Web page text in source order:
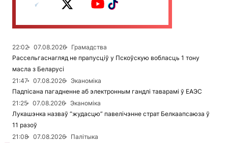
22:02 07.08.2026
Грамадства
Рассельгаснагляд не прапусціў у Пскоўскую вобласць 1 тону
масла з Беларусі
21:47
07.08.2026
Эканоміка
Падпісана пагадненне аб электронным гандлі таварамі ў ЕАЭС
21:25
07.08.2026
Эканоміка
Лукашэнка назваў “жудасцю” павелічэнне страт Белкаапсаюза ў
11 разоў
21:08
07.08.2026
Палітыка